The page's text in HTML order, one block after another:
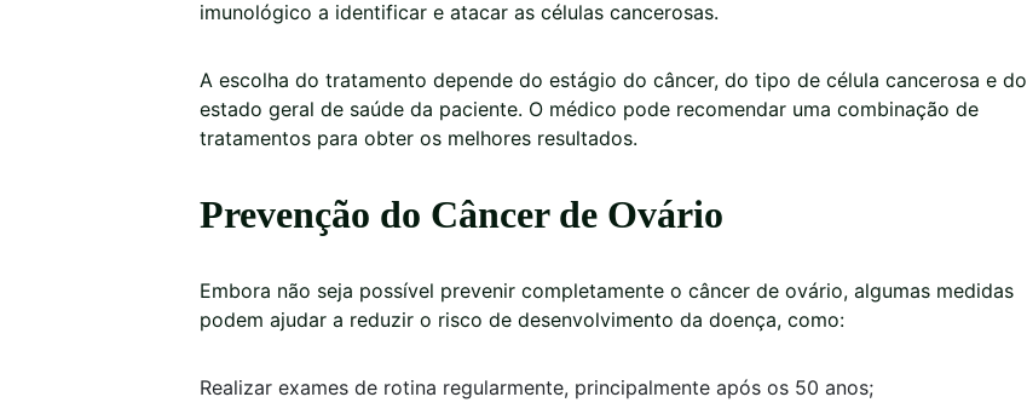
imunológico a identificar e atacar as células cancerosas.
A escolha do tratamento depende do estágio do câncer, do tipo de célula cancerosa e do
estado geral de saúde da paciente. O médico pode recomendar uma combinação de
tratamentos para obter os melhores resultados.
Prevenção do Câncer de Ovário
Embora não seja possível prevenir completamente o câncer de ovário, algumas medidas
podem ajudar a reduzir o risco de desenvolvimento da doença, como:
Realizar exames de rotina regularmente, principalmente após os 50 anos;